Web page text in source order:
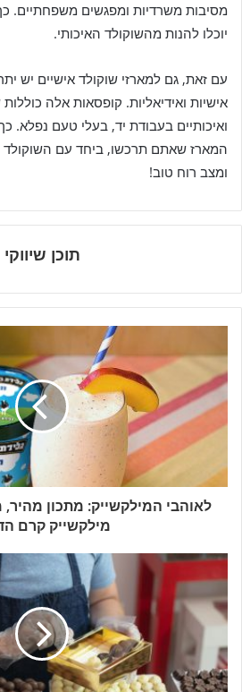
מסיבות משרדיות ומפגשים משפחתיים.
יוכלו להנות מהשוקולד האיכותי.
עם זאת, גם למארזי שוקולד אישיים יש
אישיות ואידיאליות. קופסאות אלה
ואיכותיים בעבודת יד, בעלי טעם נפלא.
המארז שאתם תרכשו, ביחד עם השוקולד
ומצב רוח טוב!
תוכן שיווקי
לאוהבי המילקשייק: מתכון
מילקשייק קרם